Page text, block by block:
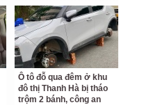
Ô tô đỗ qua đêm ở khu
đô thị Thanh Hà bị tháo
trộm 2 bánh, công an